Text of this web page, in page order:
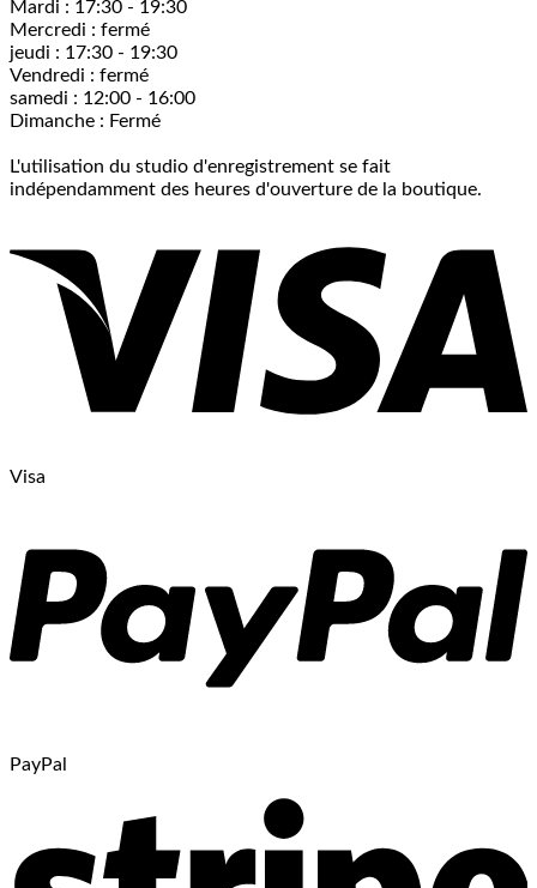
Mardi : 17:30 - 19:30
Mercredi : fermé
jeudi : 17:30 - 19:30
Vendredi : fermé
samedi : 12:00 - 16:00
Dimanche : Fermé
L'utilisation du studio d'enregistrement se fait
indépendamment des heures d'ouverture de la boutique.
Visa
PayPal